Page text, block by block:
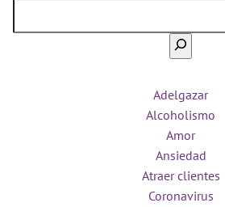
Adelgazar
Alcoholismo
Amor
Ansiedad
Atraer clientes
Coronavirus